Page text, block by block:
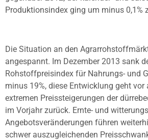
Produktionsindex ging um minus 0,1%
Die Situation an den
angespannt. Im Dezember 2013 sank
Rohstoffpreisindex für Nahrungs- und
minus 19%, diese Entwicklung geht
extremen Preissteigerungen der
im Vorjahr zurück. Ernte- und
Angebotsveränderungen führen
schwer auszugleichenden